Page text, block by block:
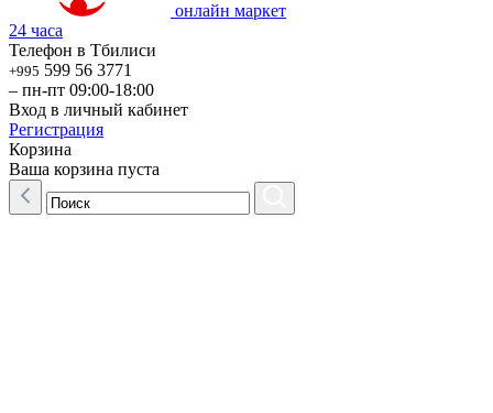
онлайн маркет
24 часа
Телефон в Тбилиси
+995 599 56 3771
– пн-пт 09:00-18:00
Вход в личный кабинет
Регистрация
Корзина
Ваша корзина пуста